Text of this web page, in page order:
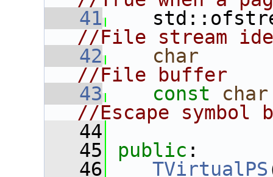
   41
//File stream
   42
char
//File buffer
   43
const char
//Escape symbol
   44
   45
public :
   46
TVirtualPS